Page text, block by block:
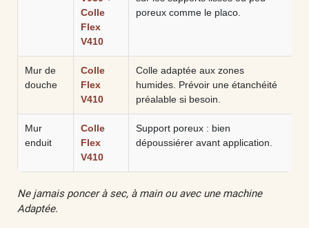
Colle
Flex
V410
poreux comme le placo.
Mur de
douche
Colle
Flex
V410
Colle adaptée aux zones
humides. Prévoir une étanchéité
préalable si besoin.
Mur
enduit
Colle
Flex
V410
Support poreux : bien
dépoussiérer avant application.
Ne jamais poncer à sec, à main ou avec une machine
Adaptée.